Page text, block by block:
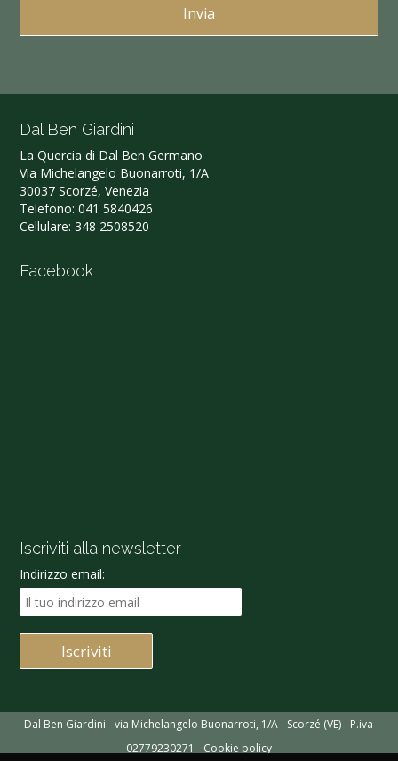
Dal Ben Giardini
La Quercia di Dal Ben Germano‎
Via Michelangelo Buonarroti, 1/A
30037 Scorzé, Venezia
Telefono:041 5840426
Cellulare:348 2508520
Facebook
Iscriviti alla newsletter
Indirizzo email:
Dal Ben Giardini - via Michelangelo Buonarroti, 1/A - Scorzé (VE) - P.iva
02779230271 - Cookie policy